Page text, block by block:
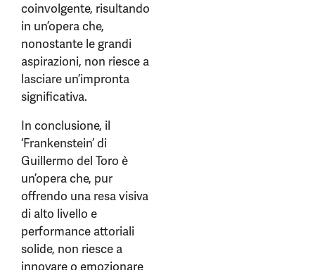
coinvolgente, risultando
in un’opera che,
nonostante le grandi
aspirazioni, non riesce a
lasciare un’impronta
significativa.
In conclusione, il
‘Frankenstein’ di
Guillermo del Toro è
un’opera che, pur
offrendo una resa visiva
di alto livello e
performance attoriali
solide, non riesce a
innovare o emozionare